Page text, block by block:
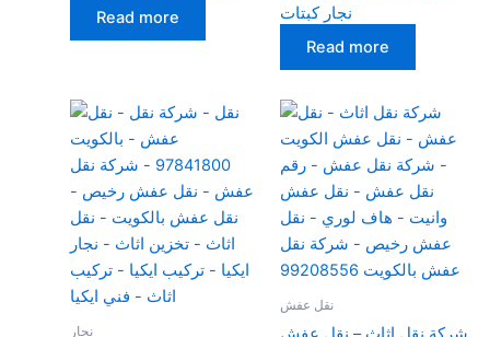
Read more
نجار كبتات
Read more
نجار
نقل عفش